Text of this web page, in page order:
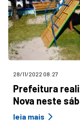
28/11/2022 08:27
Prefeitura
Nova neste
leia mais